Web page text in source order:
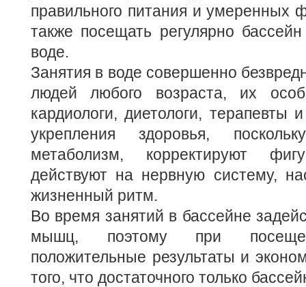
правильного питания и умеренных
также посещать регулярно
воде.
Занятия в воде совершенно
людей любого возраста, их
кардиологи, диетологи, терапевты
укрепления здоровья,
метаболизм, корректируют
действуют на нервную систему,
жизненный ритм.
Во время занятий в бассейне
мышц, поэтому при
положительные результаты и
того, что достаточного только